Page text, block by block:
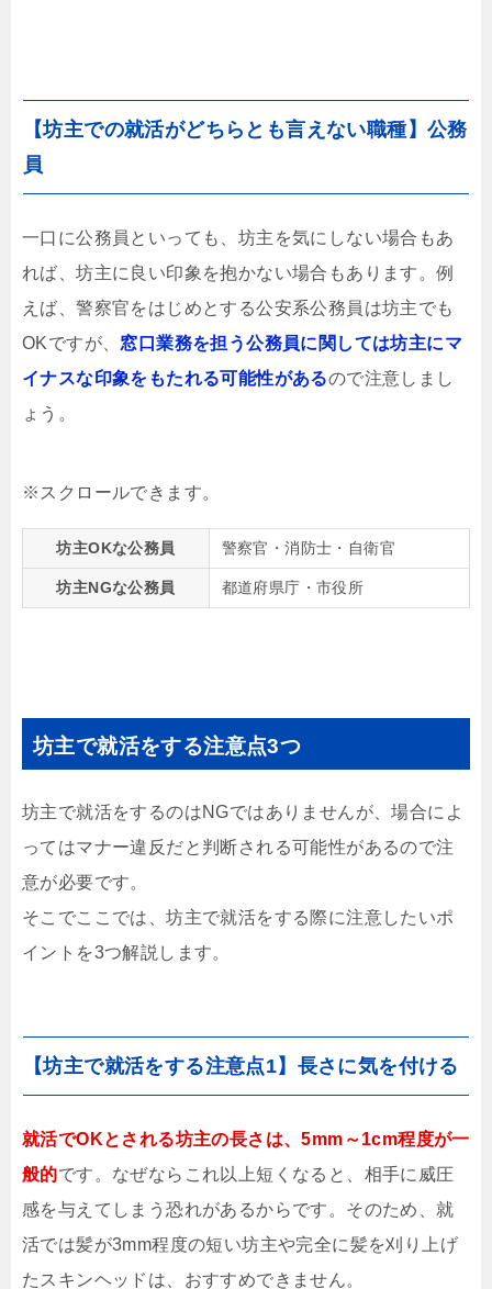
【坊主での就活がどちらとも言えない職種】公務
員
一口に公務員といっても、坊主を気にしない場合もあ
れば、坊主に良い印象を抱かない場合もあります。例
えば、警察官をはじめとする公安系公務員は坊主でも
OKですが、 窓口業務を担う公務員に関しては坊主にマ
イナスな印象をもたれる可能性があるので注意しまし
ょう。
坊主OKな公務員 警察官・消防士・自衛官
坊主NGな公務員 都道府県庁・市役所
坊主で就活をする注意点3つ
坊主で就活をするのはNGではありませんが、場合によ
ってはマナー違反だと判断される可能性があるので注
意が必要です。
そこでここでは、坊主で就活をする際に注意したいポ
イントを3つ解説します。
【坊主で就活をする注意点1】長さに気を付ける
就活でOKとされる坊主の長さは、5mm～1cm程度が一
般的です。なぜならこれ以上短くなると、相手に威圧
感を与えてしまう恐れがあるからです。そのため、就
活では髪が3mm程度の短い坊主や完全に髪を刈り上げ
たスキンヘッドは、おすすめできません。